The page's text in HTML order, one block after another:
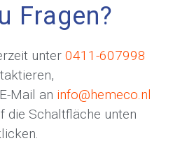
Fragen?
unter 0411-607998
Mail an info@hemeco.nl
die Schaltfläche unten